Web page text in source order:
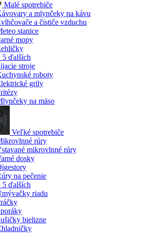
Malé spotrebiče
a mlynčeky na kávu
a čističe vzduchu
stanice
mopy
5 ďalších
stroje
roboty
grily
na mäso
Veľké spotrebiče
rúry
mikrovlnné rúry
dosky
na pečenie
5 ďalších
riadu
bielizne